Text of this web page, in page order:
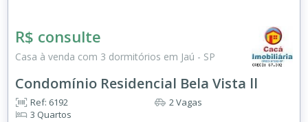
R$ consulte
Casa à venda com 3 dormitórios em Jaú - SP
Condomínio Residencial Bela Vista ll
Ref: 6192
3 Quartos
2 Vagas